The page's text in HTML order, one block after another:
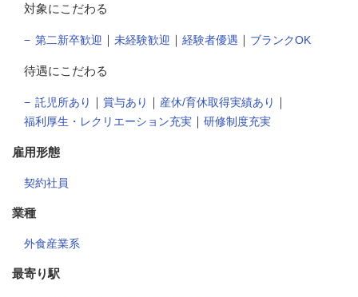
対象にこだわる
第二新卒歓迎 ｜ 未経験歓迎 ｜ 経験者優遇 ｜ ブランクOK
待遇にこだわる
託児所あり ｜ 賞与あり ｜ 産休/育休取得実績あり ｜
福利厚生・レクリエーション充実 ｜ 研修制度充実
雇用形態
契約社員
業種
外食産業系
最寄り駅